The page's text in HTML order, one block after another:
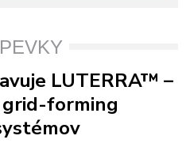
LUTERRA™ –
grid-forming